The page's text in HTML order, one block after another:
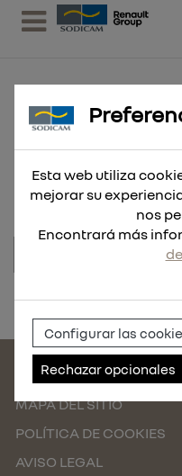
ENGR. RECTO
CONTACTE CON
MAPA DEL SITIO
POLÍTICA DE COOKIES
AVISO LEGAL
Esta web utiliza
mejorar su
nos
Encontrará más
Configurar las
Rechazar opcionales